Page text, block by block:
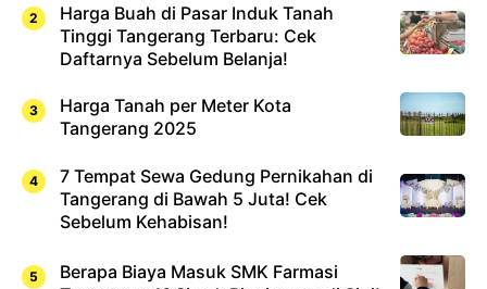
Harga Buah di Pasar Induk Tanah
Tinggi Tangerang Terbaru: Cek
Daftarnya Sebelum Belanja!
Harga Tanah per Meter Kota
Tangerang 2025
7 Tempat Sewa Gedung Pernikahan di
Tangerang di Bawah 5 Juta! Cek
Sebelum Kehabisan!
Berapa Biaya Masuk SMK Farmasi